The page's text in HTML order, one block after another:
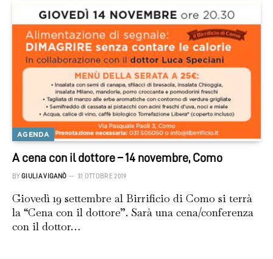
AGENDA
A cena con il dottore – 14 novembre, Como
BY GIULIA VIGANÒ 31 OTTOBRE 2019
Giovedì 19 settembre al Birrificio di Como si terrà
la “Cena con il dottore”. Sarà una cena/conferenza
con il dottor…